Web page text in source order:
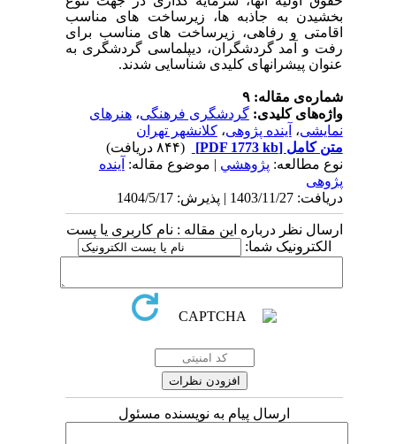
بخشیدن به جاذبه ها، زیرساخت های مناسب
اقامتی و رفاهی، زیرساخت های مناسب برای
رفت و آمد گردشگران، دیپلماسی گردشگری به
عنوان پیشرانهای کلیدی شناسایی شدند.
شماره‌ی مقاله: ۹
واژه‌های کلیدی:گردشگری فرهنگی،هنرهای
نمایشی، آینده پژوهی،کلانشهر تهران
متن کامل [PDF 1773 kb]
(۸۴۴ دریافت)
نوع مطالعه: پژوهشي | موضوع مقاله: آینده
پژوهی
دریافت: 1403/11/27 | پذیرش: 1404/5/17
ارسال نظر درباره این مقاله : نام کاربری یا پست
الکترونیک شما:
ارسال پیام به نویسنده مسئول